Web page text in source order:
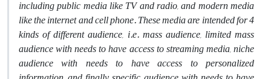
including public media like TV and radio, and modern media
like the internet and cell phone. These media are intended for 4
kinds of different audience, i.e. mass audience, limited mass
audience with needs to have access to streaming media, niche
audience with needs to have access to personalized